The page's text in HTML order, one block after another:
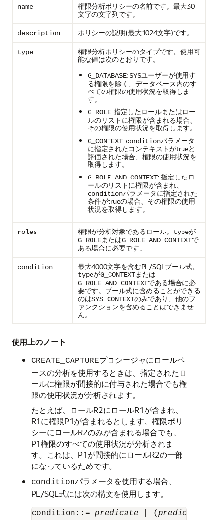
name
権限分析ポリシーの名前です。最大30
文字の文字列です。
description ポリシーの説明(最大1024文字)です。
type
権限分析ポリシーのタイプです。使用可
能な値は次のとおりです。
G_DATABASE:SYSユーザーが使用す
る権限を除く、データベース内のす
べての権限の使用状況を取得しま
す。
G_ROLE: 指定したロールまたはロー
ルのリストに権限が含まれる場合、
その権限の使用状況を取得します。
G_CONTEXT: conditionパラメータ
に指定されたコンテキストがtrueと
評価された場合、権限の使用状況を
取得します。
G_ROLE_AND_CONTEXT: 指定したロ
ールのリストに権限が含まれ、
conditionパラメータに指定された
条件がtrueの場合、その権限の使用
状況を取得します。
roles 権限が分析対象であるロール。 typeが
G_ROLEまたはG_ROLE_AND_CONTEXTで
ある場合に必要です。
condition 最大4000文字を含むPL/SQLブール式。
typeがG_CONTEXTまたは
G_ROLE_AND_CONTEXTである場合に必
要です。ブール式に含めることができる
のはSYS_CONTEXTのみであり、他のフ
ァンクションを含めることはできませ
ん。
使用上のノート
CREATE_CAPTUREプロシージャにロールベ
ースの分析を使用するときは、指定されたロ
ールに権限が間接的に付与された場合でも権
限の使用状況が分析されます。
たとえば、ロールR2にロールR1が含まれ、
R1に権限P1が含まれるとします。権限ポリ
シーにロールR2のみが含まれる場合でも、
P1権限のすべての使用状況が分析されま
す。これは、P1が間接的にロールR2の一部
になっているためです。
conditionパラメータを使用する場合、
PL/SQL式には次の構文を使用します。
condition::= predicate | ( predicate1